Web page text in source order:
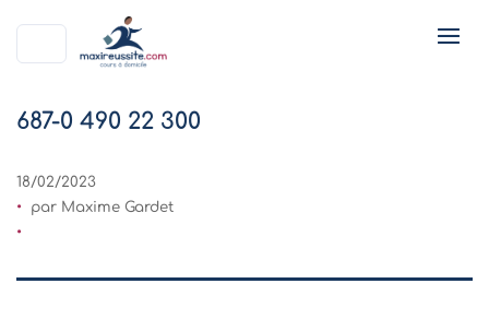
687-0 490 22 300
18/02/2023
par Maxime Gardet